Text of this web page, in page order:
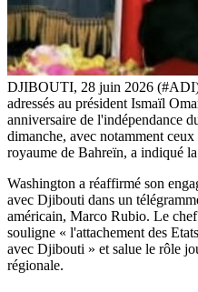
DJIBOUTI, 28 juin 2026 (#ADI)
adressés au président Ismaïl
anniversaire de l'indépendance
dimanche, avec notamment
royaume de Bahreïn, a indiqué
Washington a réaffirmé son
avec Djibouti dans un
américain, Marco Rubio. Le
souligne « l'attachement des
avec Djibouti » et salue le rôle
régionale.